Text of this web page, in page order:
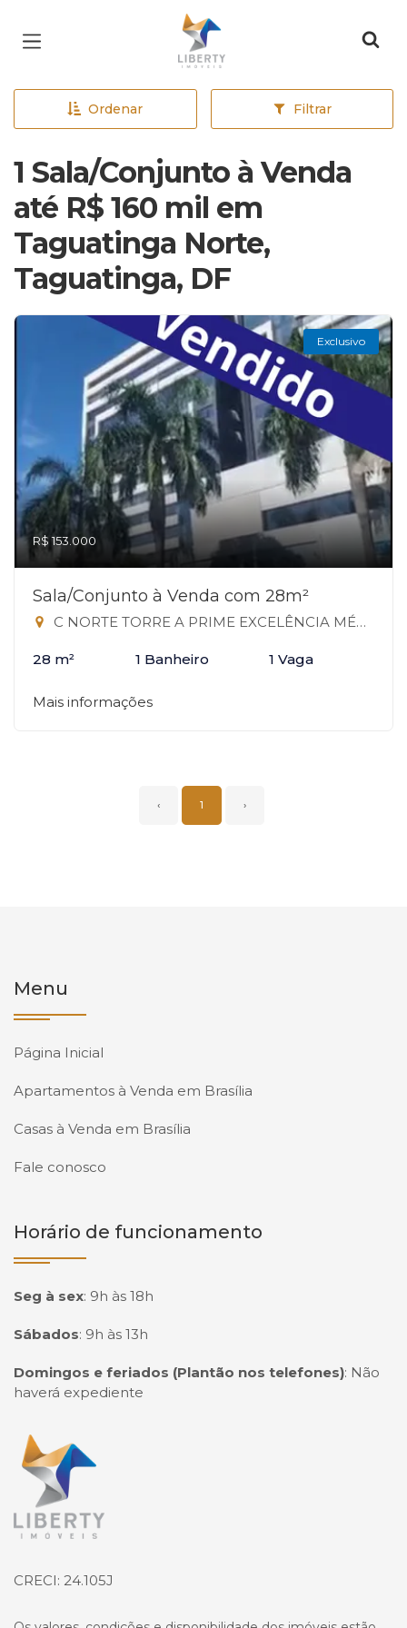
Página inicial
Ordenar Filtrar
1 Sala/Conjunto à Venda
até R$ 160 mil em
Taguatinga Norte,
Taguatinga, DF
Exclusivo
R$ 153.000
Sala/Conjunto à Venda com 28m²
C NORTE TORRE A PRIME EXCELÊNCIA MÉDICA TORRE A TAGUATINGA DF, 503 - Taguatinga Norte, Taguatinga-DF
28 m² 1 Banheiro 1 Vaga
Mais informações
‹ 1 ›
Menu
Página Inicial
Apartamentos à Venda em Brasília
Casas à Venda em Brasília
Fale conosco
Horário de funcionamento
Seg à sex: 9h às 18h
Sábados: 9h às 13h
Domingos e feriados (Plantão nos telefones): Não
haverá expediente
Página inicial
CRECI: 24.105J